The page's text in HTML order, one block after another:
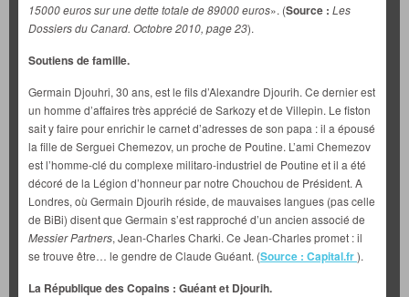
15000 euros sur une dette totale de 89000 euros». (Source : Les
Dossiers du Canard. Octobre 2010, page 23).
Soutiens de famille.
Germain Djouhri, 30 ans, est le fils d’Alexandre Djourih. Ce dernier est
un homme d’affaires très apprécié de Sarkozy et de Villepin. Le fiston
sait y faire pour enrichir le carnet d’adresses de son papa : il a épousé
la fille de Serguei Chemezov, un proche de Poutine. L’ami Chemezov
est l’homme-clé du complexe militaro-industriel de Poutine et il a été
décoré de la Légion d’honneur par notre Chouchou de Président. A
Londres, où Germain Djourih réside, de mauvaises langues (pas celle
de BiBi) disent que Germain s’est rapproché d’un ancien associé de
Messier Partners, Jean-Charles Charki. Ce Jean-Charles promet : il
se trouve être… le gendre de Claude Guéant. (Source : Capital.fr).
La République des Copains : Guéant et Djourih.